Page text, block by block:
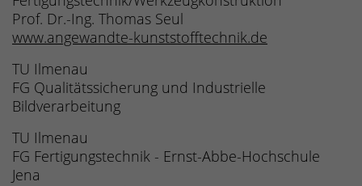
Prof. Dr.-Ing. Thomas Seul
www.angewandte-kunststofftechnik.de
TU Ilmenau
FG Qualitätssicherung und Industrielle
Bildverarbeitung
TU Ilmenau
FG Fertigungstechnik - Ernst-Abbe-Hochschule
Jena